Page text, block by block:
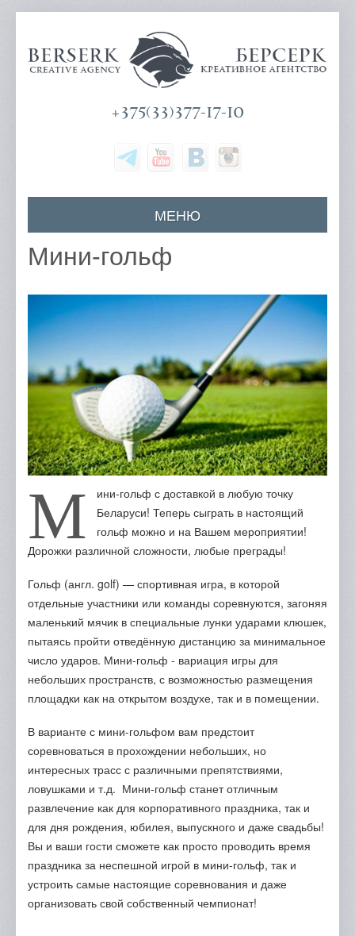
+375(33)377-17-10
МЕНЮ
Главная
Наши услуги
Цены
Отзывы
Портфолио
Контакты
Мини-гольф
М
ини-гольф с доставкой в любую точку
Беларуси! Теперь сыграть в настоящий
гольф можно и на Вашем мероприятии!
Дорожки различной сложности, любые преграды!
Гольф (англ. golf) — спортивная игра, в которой
отдельные участники или команды соревнуются, загоняя
маленький мячик в специальные лунки ударами клюшек,
пытаясь пройти отведённую дистанцию за минимальное
число ударов. Мини-гольф - вариация игры для
небольших пространств, с возможностью размещения
площадки как на открытом воздухе, так и в помещении.
В варианте с мини-гольфом вам предстоит
соревноваться в прохождении небольших, но
интересных трасс с различными препятствиями,
ловушками и т.д. Мини-гольф станет отличным
развлечение как для корпоративного праздника, так и
для дня рождения, юбилея, выпускного и даже свадьбы!
Вы и ваши гости сможете как просто проводить время
праздника за неспешной игрой в мини-гольф, так и
устроить самые настоящие соревнования и даже
организовать свой собственный чемпионат!